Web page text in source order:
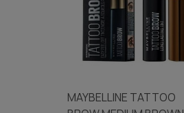
MAYBELLINE TATTOO